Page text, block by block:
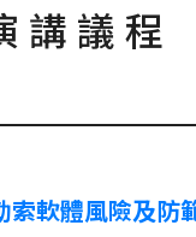
講議程
索軟體風險及防